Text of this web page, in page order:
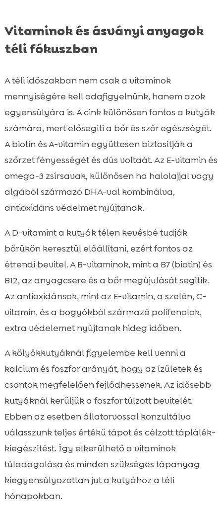
Vitaminok és ásványi anyagok
téli fókuszban
A téli időszakban nem csak a vitaminok
mennyiségére kell odafigyelnünk, hanem azok
egyensúlyára is. A cink különösen fontos a kutyák
számára, mert elősegíti a bőr és szőr egészségét.
A biotin és A-vitamin együttesen biztosítják a
szőrzet fényességét és dús voltaát. Az E-vitamin és
omega-3 zsírsavak, különösen ha halolajjal vagy
algából származó DHA-val kombinálva,
antioxidáns védelmet nyújtanak.
A D-vitamint a kutyák télen kevésbé tudják
bőrükön keresztül előállítani, ezért fontos az
étrendi bevitel. A B-vitaminok, mint a B7 (biotin) és
B12, az anyagcsere és a bőr megújulását segítik.
Az antioxidánsok, mint az E-vitamin, a szelén, C-
vitamin, és a bogyókból származó polifenolok,
extra védelemet nyújtanak hideg időben.
A kölyökkutyáknál figyelembe kell venni a
kalcium és foszfor arányát, hogy az ízületek és
csontok megfelelően fejlődhessenek. Az idősebb
kutyáknál kerüljük a foszfor túlzott bevitelét.
Ebben az esetben állatorvossal konzultálva
válasszunk teljes értékű tápot és célzott táplálék-
kiegészítést. Így elkerülhető a vitaminok
túladagolása és minden szükséges tápanyag
kiegyensúlyozottan jut a kutyához a téli
hónapokban.